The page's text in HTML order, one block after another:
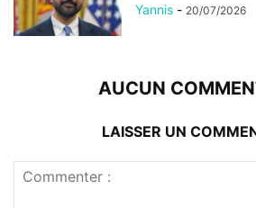
Yannis - 20/07/2026
AUCUN
LAISSER UN